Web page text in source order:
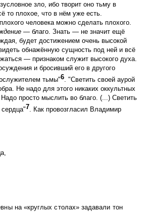
зло, ибо творит оно тьму в
то плохое, что в нём уже есть.
человека можно сделать плохого.
— благо. Знать — не значит ещё
будет достижением очень высокой
обнажённую сущность под ней и всё
— признаком служит высокого духа.
и бросивший его в другого
тьмы"6. "Светить своей аурой
Не надо для этого никаких оккультных
просто мыслить во благо. (...) Светить
7. Как провозгласил Владимир
на «круглых столах» задавали тон